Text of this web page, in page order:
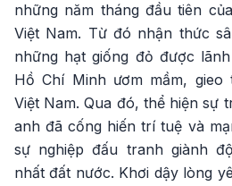
những năm tháng đầu tiên
Việt Nam. Từ đó nhận thức
những hạt giống đỏ được
Hồ Chí Minh ươm mầm,
Việt Nam. Qua đó, thể hiện sự
anh đã cống hiến trí tuệ và
sự nghiệp đấu tranh giành
nhất đất nước. Khơi dậy lòng